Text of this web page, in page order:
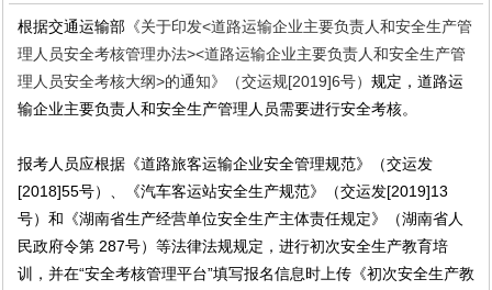
根据交通运输部《关于印发<道路运输企业主要负责人和安全生产管
理人员安全考核管理办法><道路运输企业主要负责人和安全生产管
理人员安全考核大纲>的通知》（交运规[2019]6号） 规定，道路运
输企业主要负责人和安全生产管理人员需要进行安全考核。
报考人员应根据《道路旅客运输企业安全管理规范》（交运发
[2018]55号）、《汽车客运站安全生产规范》（交运发[2019]13
号）和《湖南省生产经营单位安全生产主体责任规定》（湖南省人
民政府令第 287号）等法律法规规定，进行初次安全生产教育培
训，并在“安全考核管理平台”填写报名信息时上传《初次安全生产教